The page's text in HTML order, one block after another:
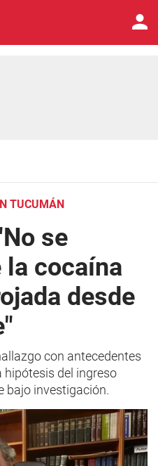
TUCUMÁN
se
la cocaína
desde
con antecedentes
del ingreso
bajo investigación.